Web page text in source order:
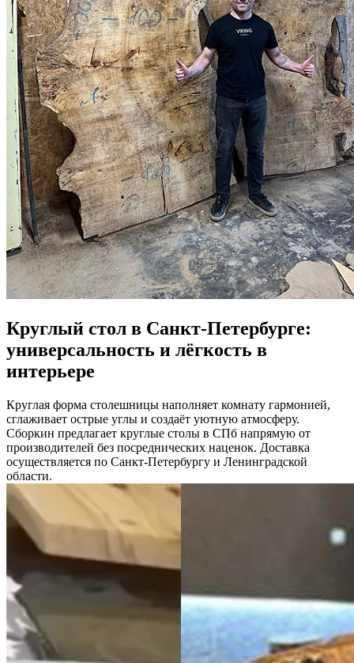
Круглый стол в Санкт-Петербурге:
универсальность и лёгкость в
интерьере
Круглая форма столешницы наполняет комнату гармонией,
сглаживает острые углы и создаёт уютную атмосферу.
Сборкин предлагает круглые столы в СПб напрямую от
производителей без посреднических наценок. Доставка
осуществляется по Санкт-Петербургу и Ленинградской
области.